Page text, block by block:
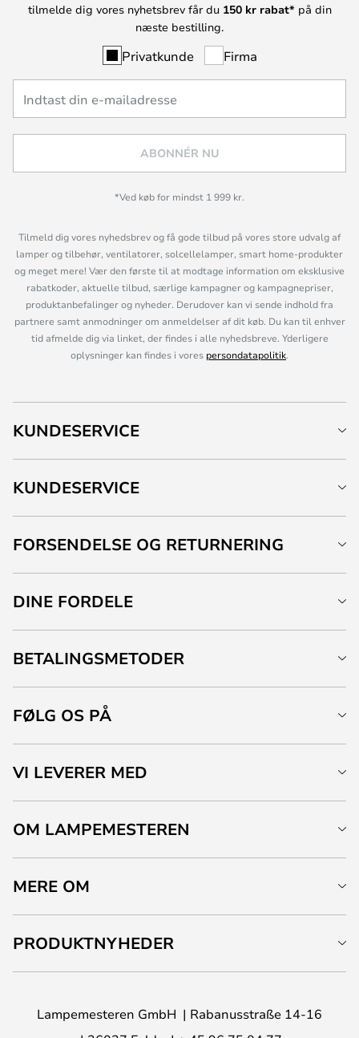
tilmelde dig vores nyhetsbrev får du 150 kr rabat* på din
næste bestilling.
Privatkunde Firma
ABONNÉR NU
*Ved køb for mindst 1 999 kr.
Tilmeld dig vores nyhedsbrev og få gode tilbud på vores store udvalg af
lamper og tilbehør, ventilatorer, solcellelamper, smart home-produkter
og meget mere! Vær den første til at modtage information om eksklusive
rabatkoder, aktuelle tilbud, særlige kampagner og kampagnepriser,
produktanbefalinger og nyheder. Derudover kan vi sende indhold fra
partnere samt anmodninger om anmeldelser af dit køb. Du kan til enhver
tid afmelde dig via linket, der findes i alle nyhedsbreve. Yderligere
oplysninger kan findes i vores persondatapolitik.
KUNDESERVICE
KUNDESERVICE
FORSENDELSE OG RETURNERING
DINE FORDELE
BETALINGSMETODER
FØLG OS PÅ
VI LEVERER MED
OM LAMPEMESTEREN
MERE OM
PRODUKTNYHEDER
Lampemesteren GmbH
Rabanusstraße 14-16